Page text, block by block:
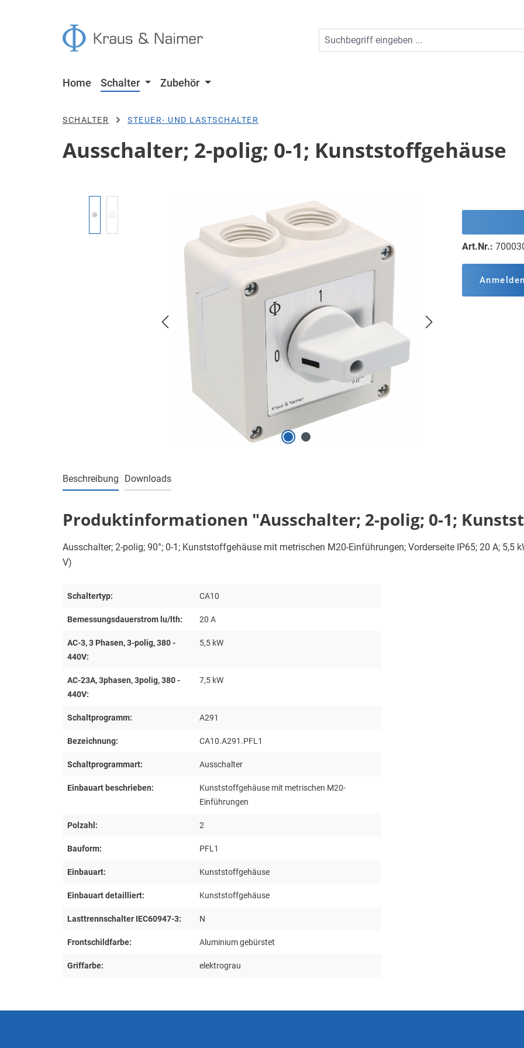
Home Schalter Zubehör
SCHALTER STEUER- UND LASTSCHALTER
Ausschalter; 2-polig; 0-1; Kunststoffgehäuse
Art.Nr.:
Anmelden
Beschreibung Downloads
Produktinformationen "Ausschalter; 2-polig; 0-1;
Ausschalter; 2-polig; 90°; 0-1; Kunststoffgehäuse mit metrischen M20-Einführungen; Vorderseite IP65; 20 A; 5,5
V)
Schaltertyp: CA10
Bemessungsdauerstrom lu/lth: 20 A
AC-3, 3 Phasen, 3-polig, 380 -
440V:
5,5 kW
AC-23A, 3phasen, 3polig, 380 -
440V:
7,5 kW
Schaltprogramm: A291
Bezeichnung: CA10.A291.PFL1
Schaltprogrammart: Ausschalter
Einbauart beschrieben:
Kunststoffgehäuse mit metrischen M20-
Einführungen
Polzahl: 2
Bauform: PFL1
Einbauart: Kunststoffgehäuse
Einbauart detailliert: Kunststoffgehäuse
Lasttrennschalter IEC60947-3: N
Frontschildfarbe: Aluminium gebürstet
Griffarbe: elektrograu